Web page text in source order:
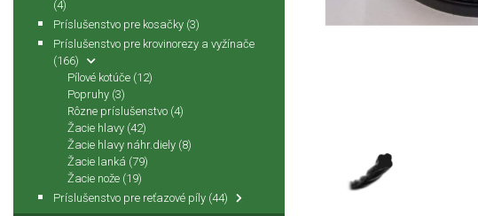
(4)
Príslušenstvo pre kosačky (3)
Príslušenstvo pre krovinorezy a vyžínače
(166)
Pílové kotúče (12)
Popruhy (3)
Rôzne príslušenstvo (4)
Žacie hlavy (42)
Žacie hlavy náhr.diely (8)
Žacie lanká (79)
Žacie nože (19)
Príslušenstvo pre reťazové píly (44)